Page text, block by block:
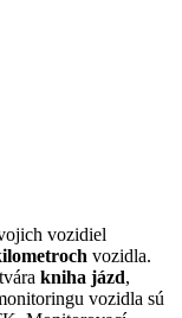
vozidiel
vozidla.
kniha jázd,
vozidla sú